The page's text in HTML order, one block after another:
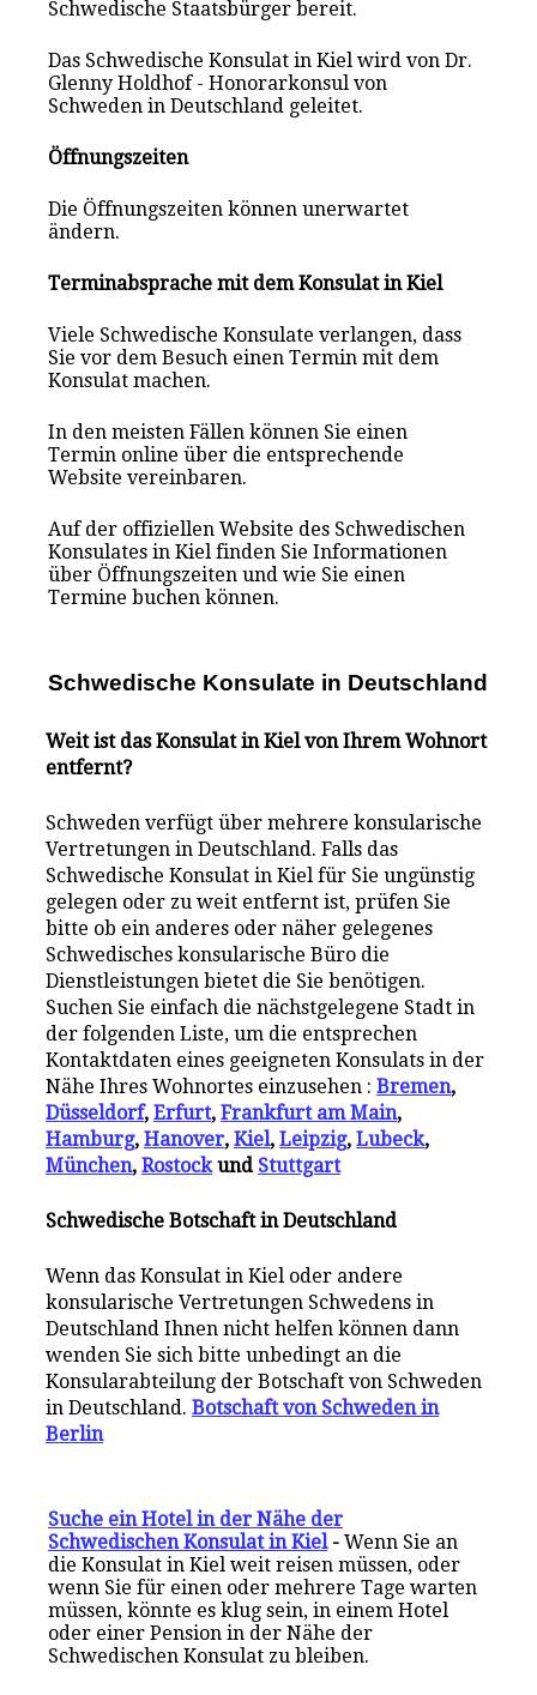
Schwedische Staatsbürger bereit.
Das Schwedische Konsulat in Kiel wird von Dr.
Glenny Holdhof - Honorarkonsul von
Schweden in Deutschland geleitet.
Öffnungszeiten
Die Öffnungszeiten können unerwartet
ändern.
Terminabsprache mit dem Konsulat in Kiel
Viele Schwedische Konsulate verlangen, dass
Sie vor dem Besuch einen Termin mit dem
Konsulat machen.
In den meisten Fällen können Sie einen
Termin online über die entsprechende
Website vereinbaren.
Auf der offiziellen Website des Schwedischen
Konsulates in Kiel finden Sie Informationen
über Öffnungszeiten und wie Sie einen
Termine buchen können.
Schwedische Konsulate in Deutschland
Weit ist das Konsulat in Kiel von Ihrem Wohnort
entfernt?
Schweden verfügt über mehrere konsularische
Vertretungen in Deutschland. Falls das
Schwedische Konsulat in Kiel für Sie ungünstig
gelegen oder zu weit entfernt ist, prüfen Sie
bitte ob ein anderes oder näher gelegenes
Schwedisches konsularische Büro die
Dienstleistungen bietet die Sie benötigen.
Suchen Sie einfach die nächstgelegene Stadt in
der folgenden Liste, um die entsprechen
Kontaktdaten eines geeigneten Konsulats in der
Nähe Ihres Wohnortes einzusehen :Bremen,
Düsseldorf,Erfurt,Frankfurt am Main,
Hamburg,Hanover,Kiel,Leipzig,Lubeck,
München,Rostockund Stuttgart
Schwedische Botschaft in Deutschland
Wenn das Konsulat in Kiel oder andere
konsularische Vertretungen Schwedens in
Deutschland Ihnen nicht helfen können dann
wenden Sie sich bitte unbedingt an die
Konsularabteilung der Botschaft von Schweden
in Deutschland.Botschaft von Schweden in
Berlin
Suche ein Hotel in der Nähe der
Schwedischen Konsulat in Kiel-Wenn Sie an
die Konsulat in Kiel weit reisen müssen, oder
wenn Sie für einen oder mehrere Tage warten
müssen, könnte es klug sein, in einem Hotel
oder einer Pension in der Nähe der
Schwedischen Konsulat zu bleiben.